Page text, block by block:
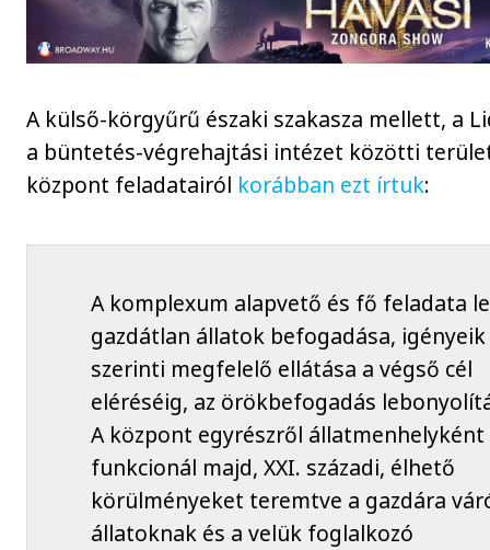
A külső-körgyűrű északi szakasza mellett, a
a büntetés-végrehajtási intézet közötti
központ feladatairól korábban ezt írtuk:
A komplexum alapvető és fő feladata
gazdátlan állatok befogadása, igényeik
szerinti megfelelő ellátása a végső cél
eléréséig, az örökbefogadás
A központ egyrészről állatmenhelyként
funkcionál majd, XXI. századi, élhető
körülményeket teremtve a gazdára
állatoknak és a velük foglalkozó